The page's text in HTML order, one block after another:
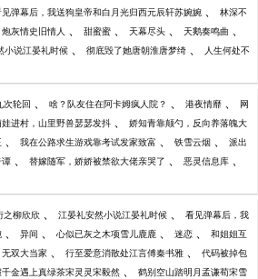
见弹幕后，我送狗皇帝和白月光归西元辰轩苏婉婉 、 林深不
炮灰情史旧情人 、 甜蜜蜜 、 天幕尽头 、 天鹅奏鸣曲 、
小说江晏礼时候 、 彻底毁了她唐朝淮唐梦绮 、 人生何处不
次轮回 、 啥？队友住在阿卡姆疯人院？ 、 港夜情靡 、 网
娃进村，山里野兽瑟瑟发抖 、 娇知青靠颠勺，反向养落魄大
、 我在公路求生游戏靠考试发家致富 、 铁雪云烟 、 派出
谭 、 替嫁随军，娇娇被禁欲大佬亲哭了 、 恶灵信息库 、
之柳欣欣 、 江晏礼安然小说江晏礼时候 、 看见弹幕后，我
、 异间 、 心似已灰之木项雪儿鹿鹿 、 迷恋 、 和姐姐互
无双大当家 、 行至爱意消散处江言傅秦书雅 、 代码被掉包
千金遇上真绿茶宋灵灵宋毅然 、 鹤别空山踏明月孟谦荀宋雪